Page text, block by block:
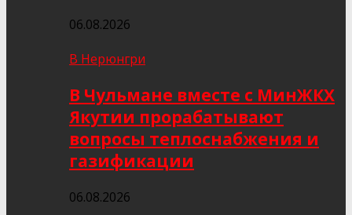
06.08.2026
В Нерюнгри
В Чульмане вместе с МинЖКХ
Якутии прорабатывают
вопросы теплоснабжения и
газификации
06.08.2026